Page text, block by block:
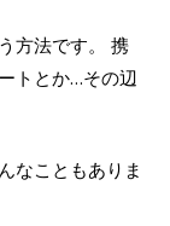
方法です。 携
トとか…その辺
なこともありま